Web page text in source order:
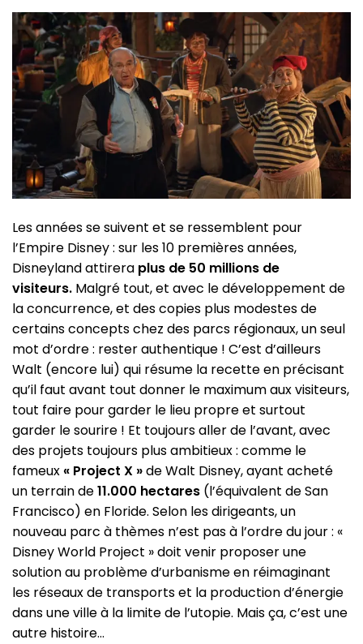
Les années se suivent et se ressemblent pour
l’Empire Disney : sur les 10 premières années,
Disneyland attirera plus de 50 millions de
visiteurs. Malgré tout, et avec le développement de
la concurrence, et des copies plus modestes de
certains concepts chez des parcs régionaux, un seul
mot d’ordre : rester authentique ! C’est d’ailleurs
Walt (encore lui) qui résume la recette en précisant
qu’il faut avant tout donner le maximum aux visiteurs,
tout faire pour garder le lieu propre et surtout
garder le sourire ! Et toujours aller de l’avant, avec
des projets toujours plus ambitieux : comme le
fameux « Project X »de Walt Disney, ayant acheté
un terrain de11.000 hectares (l’équivalent de San
Francisco) en Floride. Selon les dirigeants, un
nouveau parc à thèmes n’est pas à l’ordre du jour : «
Disney World Project » doit venir proposer une
solution au problème d’urbanisme en réimaginant
les réseaux de transports et la production d’énergie
dans une ville à la limite de l’utopie. Mais ça, c’est une
autre histoire…